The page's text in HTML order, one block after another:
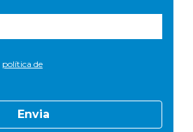
política de